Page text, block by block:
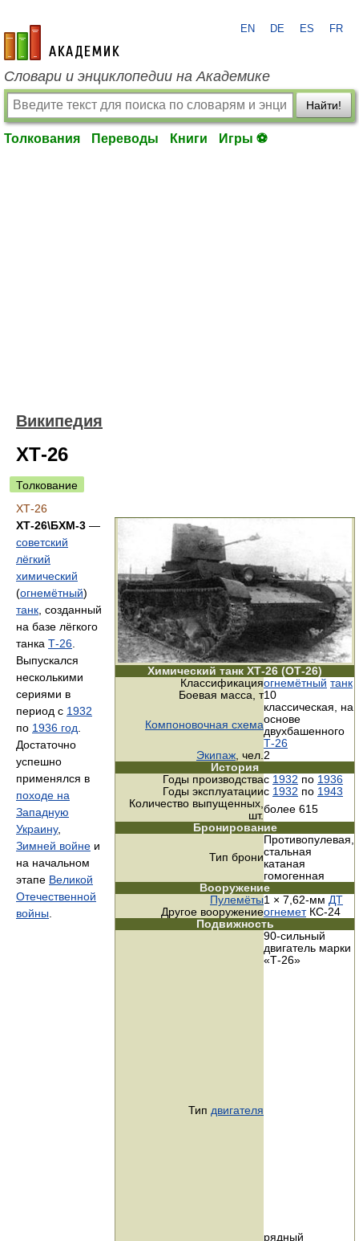
academic.ru
EN DE ES FR
Словари и энциклопедии на Академике
Найти!
Толкования Переводы Книги Игры ⚽
Википедия
ХТ-26
Толкование
ХТ-26
Химический танк ХТ-26 (ОТ-26)
Классификацияогнемётный танк
Боевая масса, т10
Компоновочная схема
классическая, на
основе
двухбашенного
Т-26
Экипаж , чел. 2
История
Годы производствас 1932 по 1936
Годы эксплуатациис 1932 по 1943
Количество выпущенных,
шт.более 615
Бронирование
Тип брони
Противопулевая,
стальная
катаная
гомогенная
Вооружение
Пулемёты1 × 7,62-мм ДТ
Другое вооружениеогнеметКС-24
Подвижность
Тип двигателя
90-сильный
двигатель марки
«Т-26»
рядный
ХТ-26\БХМ-3 —
советский
лёгкий
химический
(огнемётный)
танк , созданный
на базе лёгкого
танка Т-26
Выпускался
несколькими
сериями в
период с 1932
по 1936 год
Достаточно
успешно
применялся в
походе на
Западную
Украину,
Зимней войне и
на начальном
этапе Великой
Отечественной
войны